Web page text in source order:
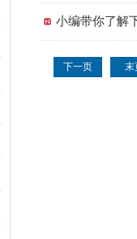
小编带你了解
下一页 末